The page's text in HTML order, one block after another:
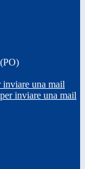
una mail
inviare una mail